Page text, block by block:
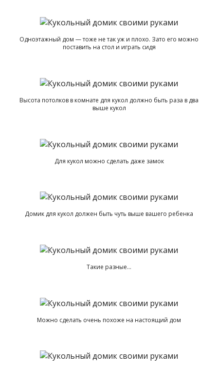
Одноэтажный дом — тоже не так уж и плохо. Зато его можно
поставить на стол и играть сидя
Высота потолков в комнате для кукол должно быть раза в два
выше кукол
Для кукол можно сделать даже замок
Домик для кукол должен быть чуть выше вашего ребенка
Такие разные…
Можно сделать очень похоже на настоящий дом